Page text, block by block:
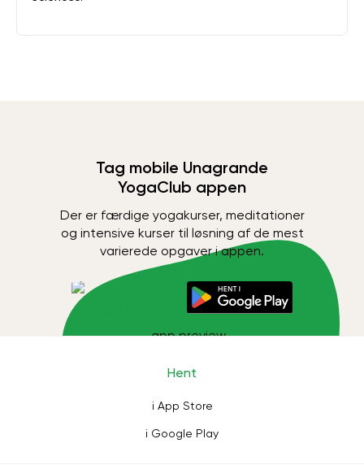
Tag mobile Unagrande
YogaClub appen
Der er færdige yogakurser, meditationer
og intensive kurser til løsning af de mest
varierede opgaver i appen.
Hent
i App Store
i Google Play